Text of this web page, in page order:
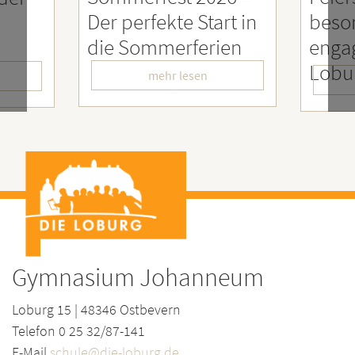
perfekte Start in
besonders
engagierter
LoburgerInnen
mehr lesen
Gymnasium Johanneum
Loburg 15 | 48346 Ostbevern
Telefon 0 25 32/87-141